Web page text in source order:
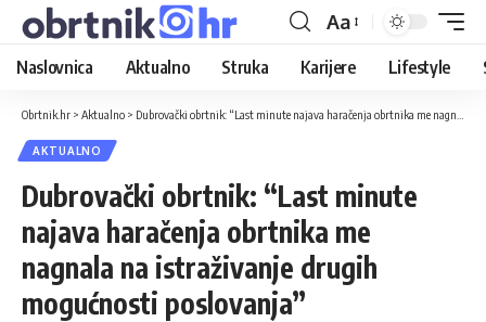
Aa
Naslovnica Aktualno Struka Karijere Lifestyle
Obrtnik.hr > Aktualno > Dubrovački obrtnik: “Last minute najava haračenja obrtnika me nagnala na istraživanje drugih mogućnosti poslovanja”
AKTUALNO
Dubrovački obrtnik: “Last minute
najava haračenja obrtnika me
nagnala na istraživanje drugih
mogućnosti poslovanja”